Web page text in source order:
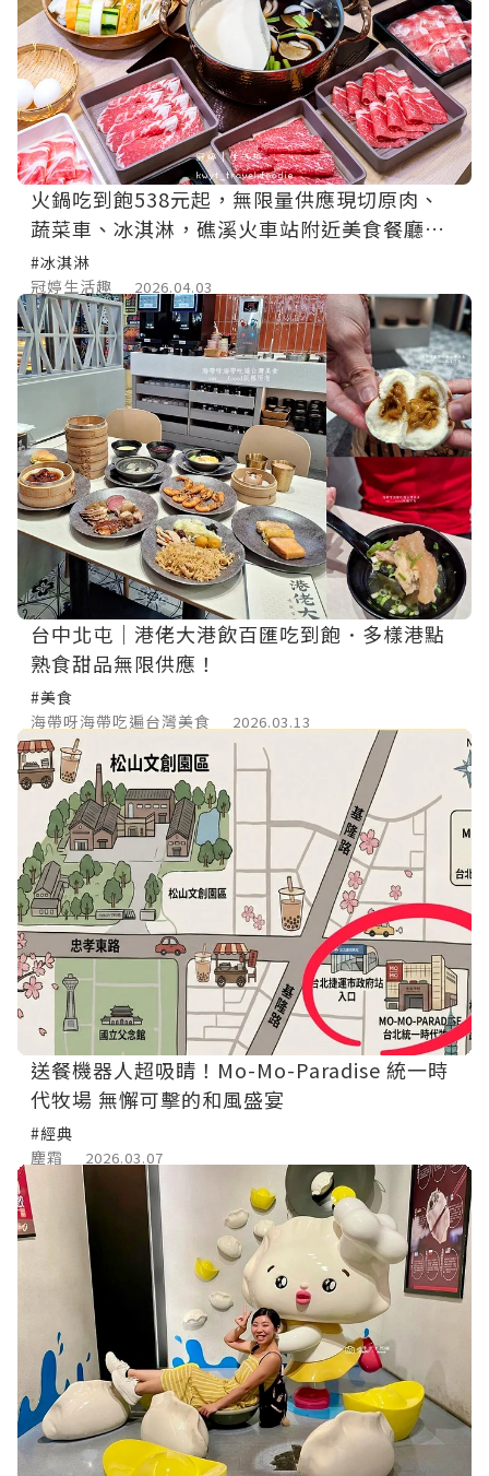
火鍋吃到飽538元起，無限量供應現切原肉、
蔬菜車、冰淇淋，礁溪火車站附近美食餐廳，
附最新吃到飽價位
#冰淇淋
冠婷生活趣
2026.04.03
台中北屯｜港佬大港飲百匯吃到飽．多樣港點
熟食甜品無限供應！
#美食
海帶呀海帶吃遍台灣美食
2026.03.13
送餐機器人超吸睛！Mo-Mo-Paradise 統一時
代牧場 無懈可擊的和風盛宴
#經典
塵霜
2026.03.07